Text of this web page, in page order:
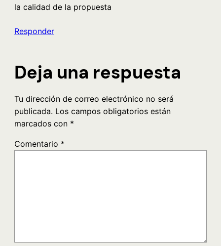
la calidad de la propuesta
Responder
Deja una respuesta
Tu dirección de correo electrónico no será
publicada. Los campos obligatorios están
marcados con *
Comentario *